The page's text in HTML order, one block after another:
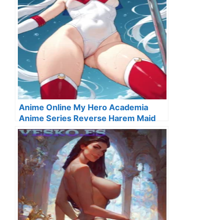
Anime Online My Hero Academia
Anime Series Reverse Harem Maid